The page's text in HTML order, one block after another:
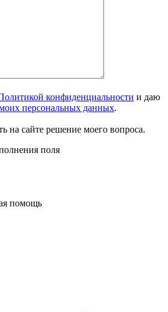
конфиденциальности и даю
персональных данных.
на сайте решение моего вопроса.
поля
помощь